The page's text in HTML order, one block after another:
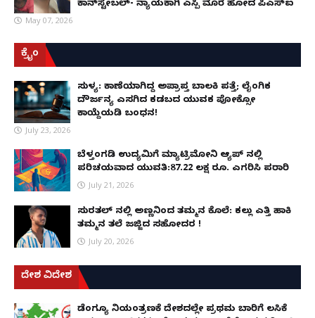
ಕಾನ್‌ಸ್ಟೇಬಲ್- ನ್ಯಾಯಕ್ಕಾಗಿ ಎಸ್ಪಿ ಮೊರೆ ಹೋದ ಪಿಎಸ್ಐ
May 07, 2026
ಕ್ರೈಂ
ಸುಳ್ಯ: ಕಾಣೆಯಾಗಿದ್ದ ಅಪ್ರಾಪ್ತ ಬಾಲಕಿ ಪತ್ತೆ; ಲೈಂಗಿಕ
ದೌರ್ಜನ್ಯ ಎಸಗಿದ ಕಡಬದ ಯುವಕ ಪೋಕ್ಸೋ
ಕಾಯ್ದೆಯಡಿ ಬಂಧನ!
July 23, 2026
ಬೆಳ್ತಂಗಡಿ ಉದ್ಯಮಿಗೆ ಮ್ಯಾಟ್ರಿಮೋನಿ ಆ್ಯಪ್ ನಲ್ಲಿ
ಪರಿಚಯವಾದ ಯುವತಿ:87.22 ಲಕ್ಷ ರೂ. ಎಗರಿಸಿ ಪರಾರಿ
July 21, 2026
ಸುರತ್ಕಲ್ ನಲ್ಲಿ ಅಣ್ಣನಿಂದ ತಮ್ಮನ ಕೊಲೆ: ಕಲ್ಲು ಎತ್ತಿ ಹಾಕಿ
ತಮ್ಮನ ತಲೆ ಜಜ್ಜಿದ ಸಹೋದರ !
July 20, 2026
ದೇಶ ವಿದೇಶ
ಡೆಂಗ್ಯೂ ನಿಯಂತ್ರಣಕ್ಕೆ ದೇಶದಲ್ಲೇ ಪ್ರಥಮ ಬಾರಿಗೆ ಲಸಿಕೆ